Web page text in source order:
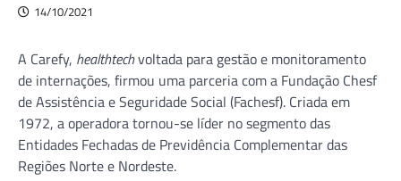
14/10/2021
A Carefy, healthtechvoltada para gestão e monitoramento
de internações, firmou uma parceria com a Fundação Chesf
de Assistência e Seguridade Social (Fachesf). Criada em
1972, a operadora tornou-se líder no segmento das
Entidades Fechadas de Previdência Complementar das
Regiões Norte e Nordeste.